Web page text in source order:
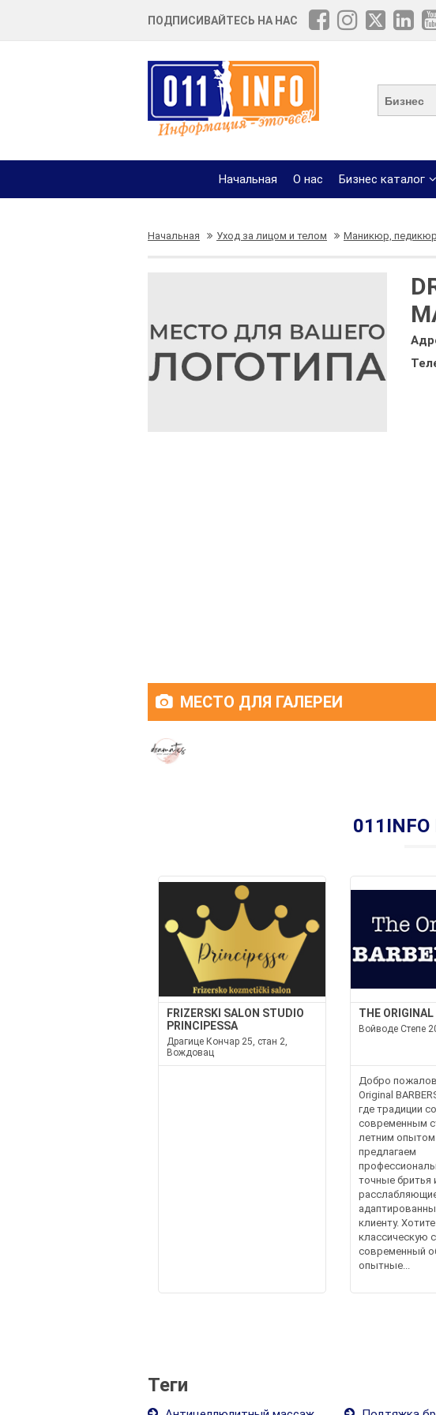
ПОДПИСИВАЙТЕСЬ НА НАС
Бизнес
Начальная О нас Бизнес каталог
Начальная Уход за лицом и телом Маникюр, педикюр
МЕСТО ДЛЯ ГАЛЕРЕИ
FRIZERSKI SALON STUDIO
PRINCIPESSA
Драгице Кончар 25, стан 2,
Вождовац
THE
Войводе Степе
Добро
Original
где традиции
современным
летним
предлагаем
точные бритья
клиенту.
классическую
современный
опытные...
Теги